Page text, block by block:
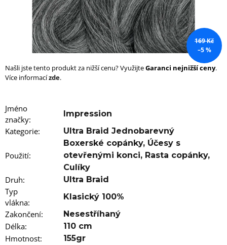
169 Kč
–5 %
Našli jste tento produkt za nižší cenu? VyužijteGaranci nejnižší ceny.
Více informacízde.
Jméno
značky:
Impression
Kategorie: Ultra Braid Jednobarevný
Použití:
Boxerské copánky, Účesy s
otevřenými konci, Rasta copánky,
Culíky
Druh: Ultra Braid
Typ
vlákna:
Klasický 100%
Zakončení: Nesestříhaný
Délka: 110 cm
Hmotnost: 155gr
u
č
e
m
e
100%
EZ
1
105
Kč
Původně:
149
Kč